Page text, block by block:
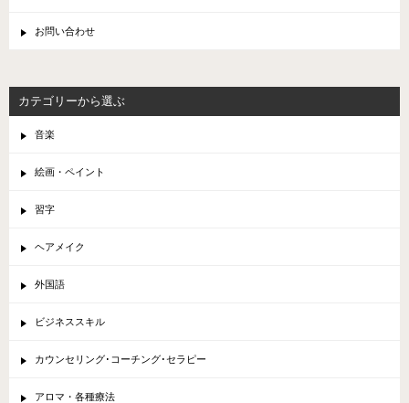
お問い合わせ
カテゴリーから選ぶ
音楽
絵画・ペイント
習字
ヘアメイク
外国語
ビジネススキル
カウンセリング･コーチング･セラピー
アロマ・各種療法